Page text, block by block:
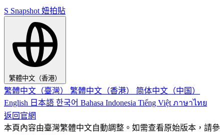
S Snapshot 妞拍貼
繁體中文（香港）
繁體中文（臺灣） 繁體中文（香港） 简体中文（中国）
English 日本語 한국어 Bahasa Indonesia Tiếng Việt ภาษาไทย
返回官網
本頁內容由臺灣繁體中文自動調整。如需查看原始版本，請參